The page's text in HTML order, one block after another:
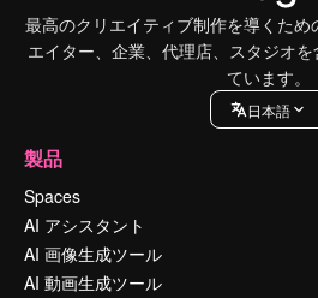
最高のクリエイティブ制作を導くため
エイター、企業、代理店、スタジオ
ています。
日本語
製品
Spaces
AI アシスタント
AI 画像生成ツール
AI 動画生成ツール